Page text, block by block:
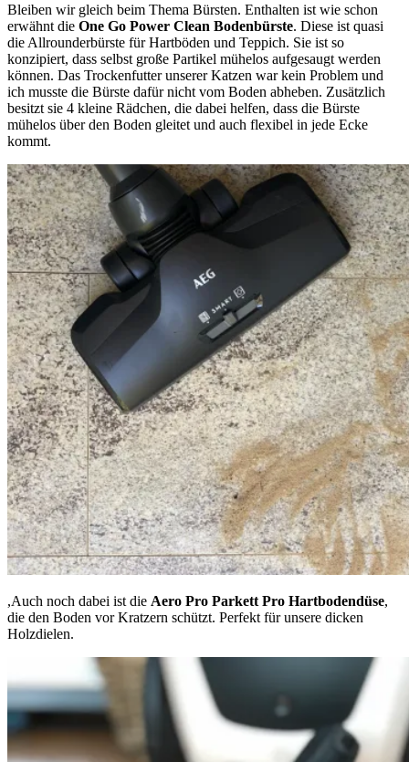
Bleiben wir gleich beim Thema Bürsten. Enthalten ist wie schon
erwähnt die One Go Power Clean Bodenbürste. Diese ist quasi
die Allrounderbürste für Hartböden und Teppich. Sie ist so
konzipiert, dass selbst große Partikel mühelos aufgesaugt werden
können. Das Trockenfutter unserer Katzen war kein Problem und
ich musste die Bürste dafür nicht vom Boden abheben. Zusätzlich
besitzt sie 4 kleine Rädchen, die dabei helfen, dass die Bürste
mühelos über den Boden gleitet und auch flexibel in jede Ecke
kommt.
,Auch noch dabei ist die Aero Pro Parkett Pro Hartbodendüse,
die den Boden vor Kratzern schützt. Perfekt für unsere dicken
Holzdielen.